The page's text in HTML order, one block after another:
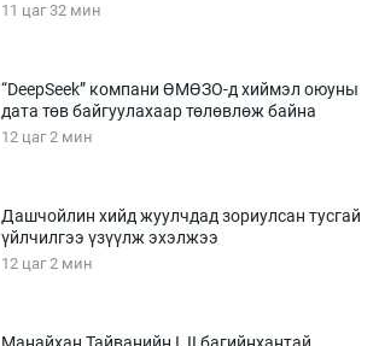
11 цаг 32 мин
“DeepSeek” компани ӨМӨЗО-д хиймэл оюуны
дата төв байгуулахаар төлөвлөж байна
12 цаг 2 мин
Дашчойлин хийд жуулчдад зориулсан тусгай
үйлчилгээ үзүүлж эхэлжээ
12 цаг 2 мин